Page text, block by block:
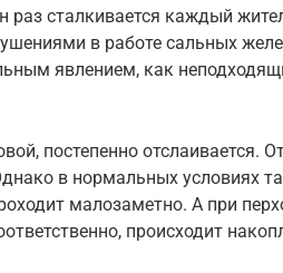
раз сталкивается каждый
в работе сальных
явлением, как
постепенно отслаивается.
в нормальных условиях
малозаметно. А при
происходит